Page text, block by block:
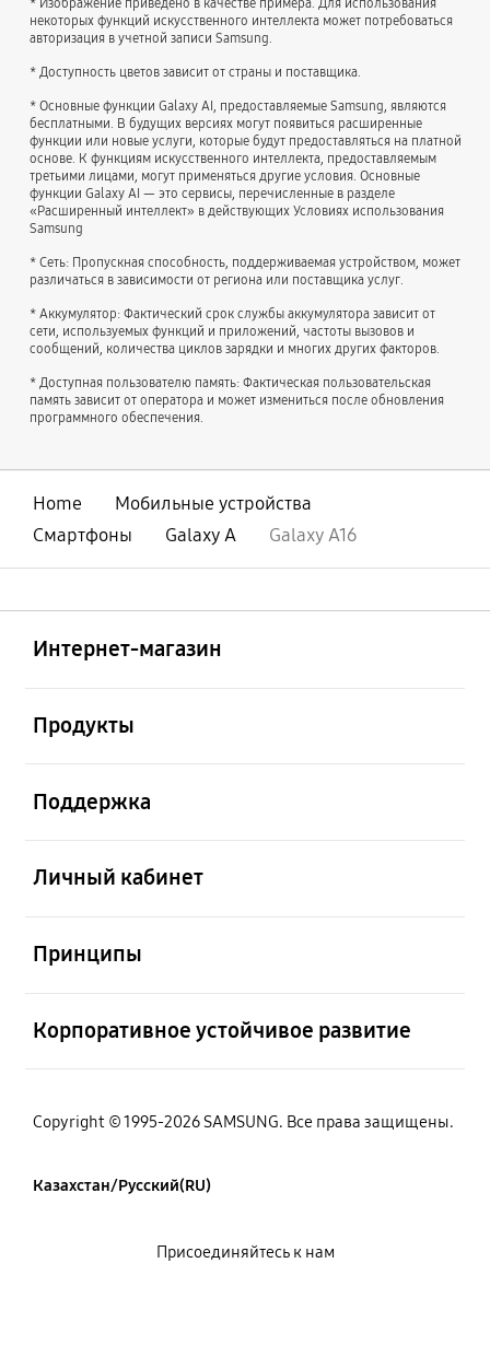
некоторых функций искусственного интеллекта может потребоваться
авторизация в учетной записи Samsung.
* Доступность цветов зависит от страны и поставщика.
* Основные функции Galaxy AI, предоставляемые Samsung, являются
бесплатными. В будущих версиях могут появиться расширенные
функции или новые услуги, которые будут предоставляться на платной
основе. К функциям искусственного интеллекта, предоставляемым
третьими лицами, могут применяться другие условия. Основные
функции Galaxy AI — это сервисы, перечисленные в разделе
«Расширенный интеллект» в действующих Условиях использования
Samsung
* Сеть: Пропускная способность, поддерживаемая устройством, может
различаться в зависимости от региона или поставщика услуг.
* Аккумулятор: Фактический срок службы аккумулятора зависит от
сети, используемых функций и приложений, частоты вызовов и
сообщений, количества циклов зарядки и многих других факторов.
* Доступная пользователю память: Фактическая пользовательская
память зависит от оператора и может измениться после обновления
программного обеспечения.
Home
Мобильные устройства
Смартфоны
Galaxy A Galaxy A16
Интернет-магазин
Продукты
Поддержка
Личный кабинет
Принципы
Корпоративное устойчивое развитие
Copyright © 1995-2026 SAMSUNG. Все права защищены.
Казахстан/Русский(RU)
Присоединяйтесь к нам